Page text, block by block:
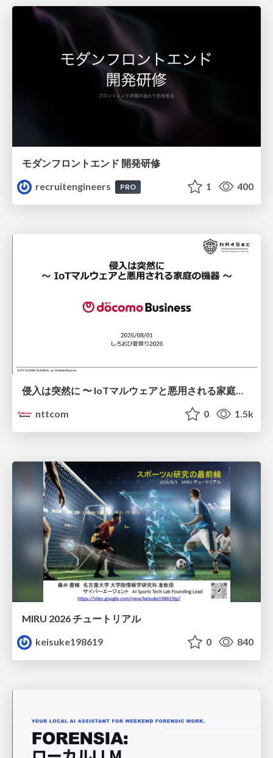
モダンフロントエンド 開発研修
recruitengineers
PRO 1 400
侵入は突然に 〜 IoTマルウェアと悪用される家庭の機器 ～ / When Intrusion Strikes: IoT Malware and the Abuse of Home Devices
nttcom
0 1.5k
MIRU 2026 チュートリアル
keisuke198619
0 840